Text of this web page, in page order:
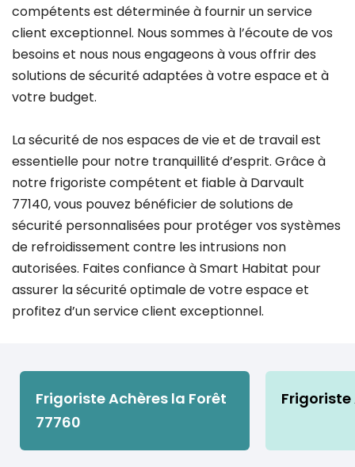
compétents est déterminée à fournir un service
client exceptionnel. Nous sommes à l’écoute de vos
besoins et nous nous engageons à vous offrir des
solutions de sécurité adaptées à votre espace et à
votre budget.
La sécurité de nos espaces de vie et de travail est
essentielle pour notre tranquillité d’esprit. Grâce à
notre frigoriste compétent et fiable à Darvault
77140, vous pouvez bénéficier de solutions de
sécurité personnalisées pour protéger vos systèmes
de refroidissement contre les intrusions non
autorisées. Faites confiance à Smart Habitat pour
assurer la sécurité optimale de votre espace et
profitez d’un service client exceptionnel.
Frigoriste Achères la Forêt
77760
Frigoriste